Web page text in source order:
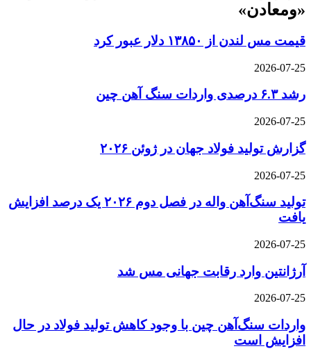
«ومعادن»
قیمت مس لندن از ۱۳۸۵۰ دلار عبور کرد
2026-07-25
رشد ۶.۳ درصدی واردات سنگ آهن چین
2026-07-25
گزارش تولید فولاد جهان در ژوئن ۲۰۲۶
2026-07-25
تولید سنگ‌آهن واله در فصل دوم ۲۰۲۶ یک درصد افزایش
یافت
2026-07-25
آرژانتین وارد رقابت جهانی مس شد
2026-07-25
واردات سنگ‌آهن چین با وجود کاهش تولید فولاد در حال
افزایش است